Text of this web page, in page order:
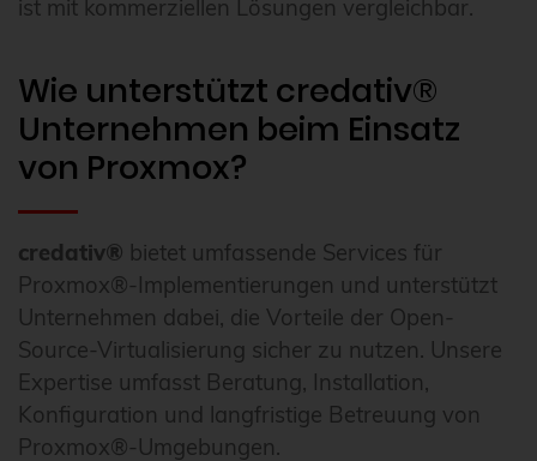
ist mit kommerziellen Lösungen vergleichbar.
Wie unterstützt credativ®
Unternehmen beim Einsatz
von Proxmox?
credativ® bietet umfassende Services für
Proxmox®-Implementierungen und unterstützt
Unternehmen dabei, die Vorteile der Open-
Source-Virtualisierung sicher zu nutzen. Unsere
Expertise umfasst Beratung, Installation,
Konfiguration und langfristige Betreuung von
Proxmox®-Umgebungen.